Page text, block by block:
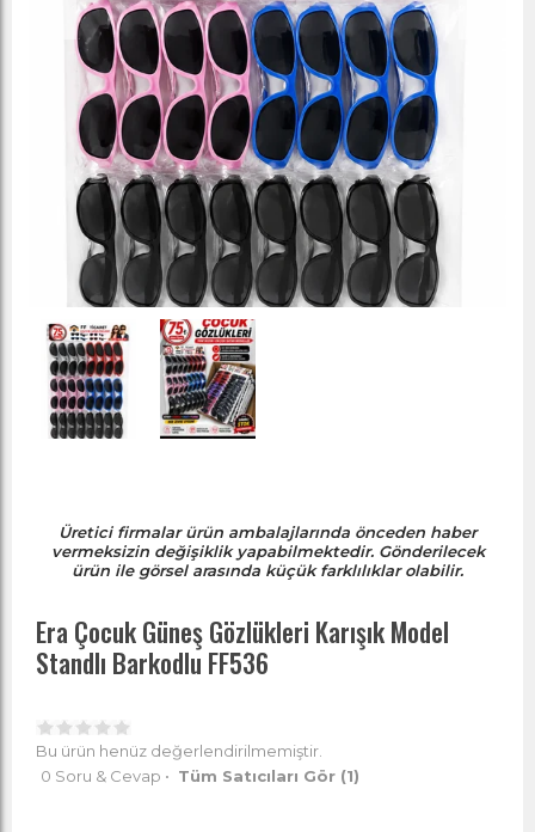
Üretici firmalar ürün ambalajlarında önceden haber
vermeksizin değişiklik yapabilmektedir. Gönderilecek
ürün ile görsel arasında küçük farklılıklar olabilir.
Era Çocuk Güneş Gözlükleri Karışık Model
Standlı Barkodlu FF536
Bu ürün henüz değerlendirilmemiştir.
0 Soru & Cevap • Tüm Satıcıları Gör (1)